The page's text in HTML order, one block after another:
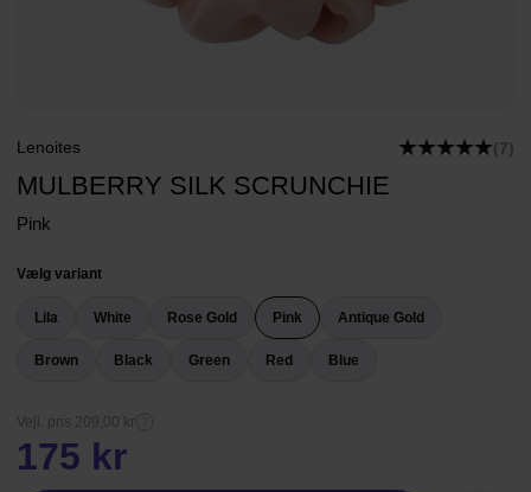
Lenoites (7)
MULBERRY SILK SCRUNCHIE
Pink
Vælg variant
Lila White Rose Gold Pink Antique Gold
Brown Black Green Red Blue
Vejl. pris 209,00 kr
175 kr